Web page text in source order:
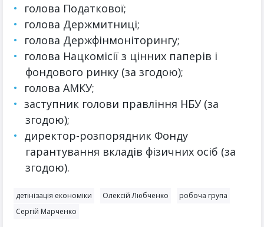
голова Податкової;
голова Держмитниці;
голова Держфінмоніторингу;
голова Нацкомісії з цінних паперів і
фондового ринку (за згодою);
голова АМКУ;
заступник голови правління НБУ (за
згодою);
директор-розпорядник Фонду
гарантування вкладів фізичних осіб (за
згодою).
детінізація економіки Олексій Любченко
робоча група
Сергій Марченко